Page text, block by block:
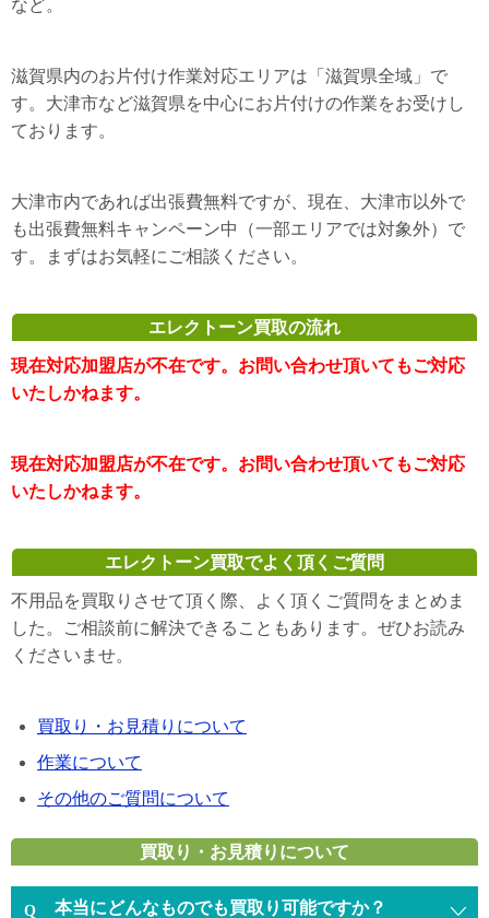
など。
滋賀県内のお片付け作業対応エリアは「滋賀県全域」で
す。大津市など滋賀県を中心にお片付けの作業をお受けし
ております。
大津市内であれば出張費無料ですが、現在、大津市以外で
も出張費無料キャンペーン中（一部エリアでは対象外）で
す。まずはお気軽にご相談ください。
エレクトーン買取の流れ
現在対応加盟店が不在です。お問い合わせ頂いてもご対応
いたしかねます。
現在対応加盟店が不在です。お問い合わせ頂いてもご対応
いたしかねます。
エレクトーン買取でよく頂くご質問
不用品を買取りさせて頂く際、よく頂くご質問をまとめま
した。ご相談前に解決できることもあります。ぜひお読み
くださいませ。
買取り・お見積りについて
作業について
その他のご質問について
買取り・お見積りについて
本当にどんなものでも買取り可能ですか？